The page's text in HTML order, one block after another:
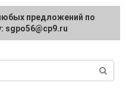
предложений по
sgpo56@cp9.ru